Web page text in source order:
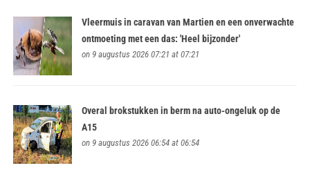
Vleermuis in caravan van Martien en een onverwachte
ontmoeting met een das: 'Heel bijzonder'
on 9 augustus 2026 07:21 at 07:21
Overal brokstukken in berm na auto-ongeluk op de
A15
on 9 augustus 2026 06:54 at 06:54